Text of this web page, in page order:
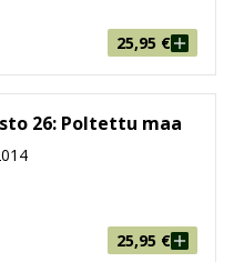
toteutaan vähintäänkin
kuin vanhat
joten tutut
rinnalleen uusia
pääsemme
jonka laadun takaavat
Tito Faraci, Pasquale
Stefano Andreucci ja
huippunimet.
25,95 €
26: Poltettu maa
25,95 €